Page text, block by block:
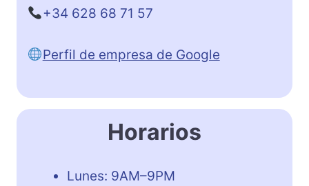
+34 628 68 71 57
Perfil de empresa de Google
Horarios
Lunes: 9AM–9PM